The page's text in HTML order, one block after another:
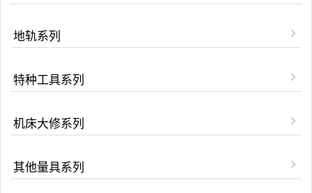
地轨系列
特种工具系列
机床大修系列
其他量具系列